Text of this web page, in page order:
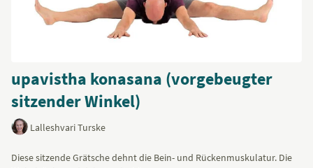
upavistha konasana (vorgebeugter
sitzender Winkel)
Lalleshvari Turske
Diese sitzende Grätsche dehnt die Bein- und Rückenmuskulatur. Die